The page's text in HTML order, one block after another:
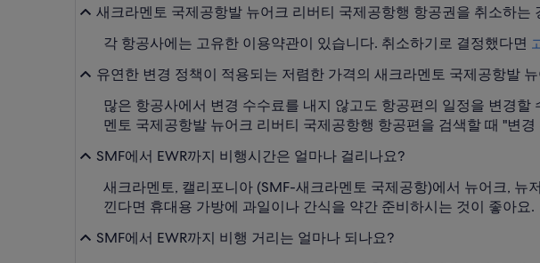
새크라멘토 국제공항발 뉴어크 리버티 국제공항행 항공권을 취소하는
각 항공사에는 고유한 이용약관이 있습니다. 취소하기로 결정했다면
유연한 변경 정책이 적용되는 저렴한 가격의 새크라멘토 국제공항발
많은 항공사에서 변경 수수료를 내지 않고도 항공편의 일정을 변경
멘토 국제공항발 뉴어크 리버티 국제공항행 항공편을 검색할 때 "변
SMF에서 EWR까지 비행시간은 얼마나 걸리나요?
새크라멘토, 캘리포니아 (SMF-새크라멘토 국제공항)에서 뉴어크,
낀다면 휴대용 가방에 과일이나 간식을 약간 준비하시는 것이 좋아요.
SMF에서 EWR까지 비행 거리는 얼마나 되나요?